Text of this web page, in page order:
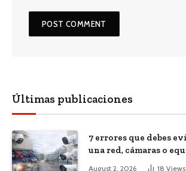
Últimas publicaciones
7 errores que debes
una red, cámaras o
tecnológicos en una
August 2, 2026 18 Views